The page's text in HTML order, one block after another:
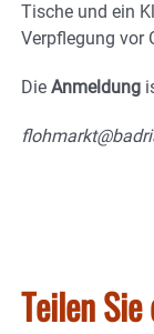
Tische und ein
Verpflegung vor
Die Anmeldung
Teilen